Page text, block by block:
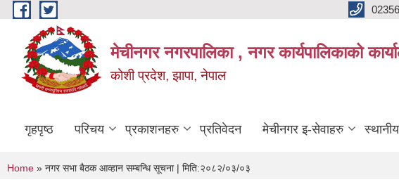
Skip to main content
मेचीनगर नगरपालिका , नगर कार्यपालिकाको
कोशी प्रदेश, झापा, नेपाल
गृहपृष्ठ परिचय प्रकाशनहरु प्रतिवेदन मेचीनगर इ-सेवाहरु
You are here
Home » नगर सभा बैठक आव्हान सम्बन्धि सूचना | मिति:२०८२/०३/०३